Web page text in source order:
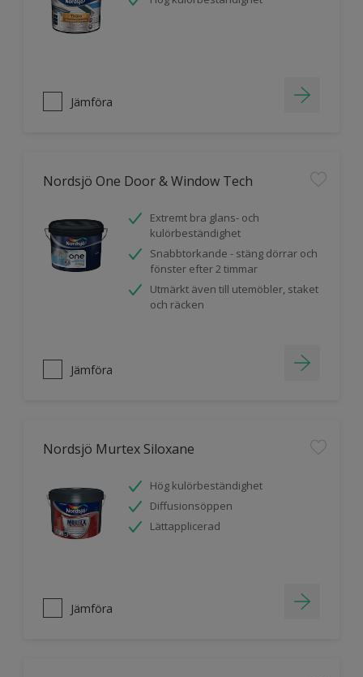
Jämföra
Nordsjö One Door & Window Tech
Extremt bra glans- och
kulörbeständighet
Snabbtorkande - stäng dörrar och
fönster efter 2 timmar
Utmärkt även till utemöbler, staket
och räcken
Jämföra
Nordsjö Murtex Siloxane
Hög kulörbeständighet
Diffusionsöppen
Lättapplicerad
Jämföra